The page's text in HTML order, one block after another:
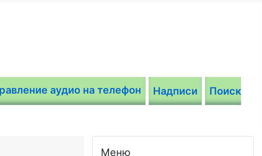
Надписи Поиск
Меню